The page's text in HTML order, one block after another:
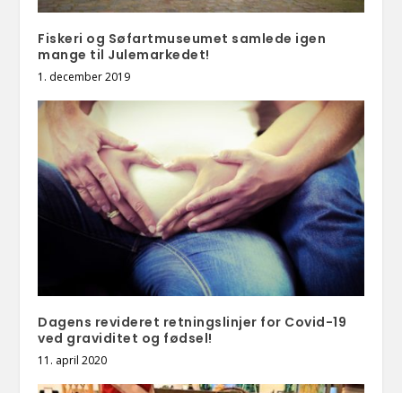
Fiskeri og Søfartmuseumet samlede igen
mange til Julemarkedet!
1. december 2019
Dagens revideret retningslinjer for Covid-19
ved graviditet og fødsel!
11. april 2020